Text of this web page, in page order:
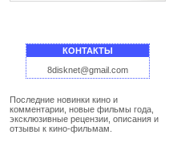
КОНТАКТЫ
8disknet@gmail.com
Последние новинки кино и
комментарии, новые фильмы года,
эксклюзивные рецензии, описания и
отзывы к кино-фильмам.